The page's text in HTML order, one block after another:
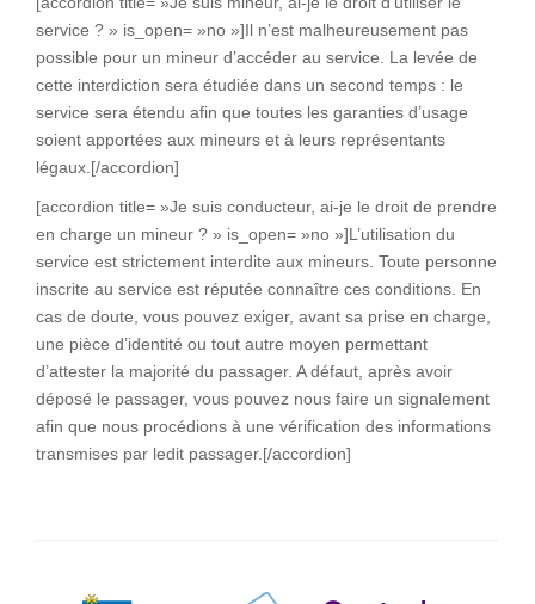
service ? » is_open= »no »]Il n’est malheureusement pas
possible pour un mineur d’accéder au service. La levée de
cette interdiction sera étudiée dans un second temps : le
service sera étendu afin que toutes les garanties d’usage
soient apportées aux mineurs et à leurs représentants
légaux.[/accordion]
[accordion title= »Je suis conducteur, ai-je le droit de prendre
en charge un mineur ? » is_open= »no »]L’utilisation du
service est strictement interdite aux mineurs. Toute personne
inscrite au service est réputée connaître ces conditions. En
cas de doute, vous pouvez exiger, avant sa prise en charge,
une pièce d’identité ou tout autre moyen permettant
d’attester la majorité du passager. A défaut, après avoir
déposé le passager, vous pouvez nous faire un signalement
afin que nous procédions à une vérification des informations
transmises par ledit passager.[/accordion]